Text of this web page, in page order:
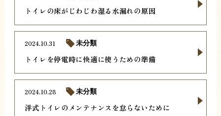
トイレの床がじわじわ湿る水漏れの原因
トイレを停電時に快適に使うための準備
2024.10.31 未分類
洋式トイレのメンテナンスを怠らないために
2024.10.28 未分類